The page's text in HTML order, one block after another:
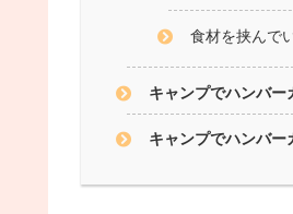
食材を挟んで
キャンプでハンバー
キャンプでハンバ